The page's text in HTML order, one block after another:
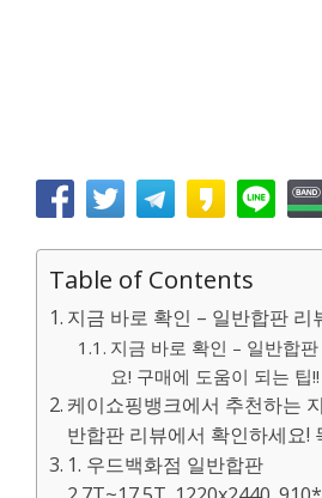
Table of Contents
지금 바로 확인 – 일반합판 리
지금 바로 확인 – 일반합
요! 구매에 도움이 되는 팁!!
케이쇼핑뱅크에서 추천하는
반합판 리뷰에서 확인하세요!
1. 우드백화점 일반합판